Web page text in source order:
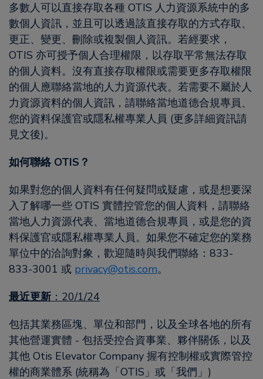
多數人可以直接存取各種 OTIS 人力資源系統中的多
數個人資訊，並且可以透過該直接存取的方式存取、
更正、變更、刪除或複製個人資訊。若經要求，
OTIS 亦可授予個人合理權限，以存取平常無法存取
的個人資料。沒有直接存取權限或需要更多存取權限
的個人應聯絡當地的人力資源代表。若需要不屬於人
力資源資料的個人資訊，請聯絡當地道德合規專員、
您的資料保護官或隱私權專業人員 (更多詳細資訊請
見文後)。
如何聯絡 OTIS？
如果對您的個人資料有任何疑問或疑慮，或是想要深
入了解哪一些 OTIS 實體控管您的個人資料，請聯絡
當地人力資源代表、當地道德合規專員，或是您的資
料保護官或隱私權專業人員。如果您不確定您的業務
單位中的洽詢對象，歡迎隨時與我們聯絡：833-
833-3001 或 privacy@otis.com。
最近更新 ：20/1/24
包括其業務區塊、單位和部門，以及全球各地的所有
其他營運實體 - 包括受控合資事業、夥伴關係，以及
其他 Otis Elevator Company 握有控制權或實際管控
權的商業體系 (統稱為「OTIS」或「我們」)